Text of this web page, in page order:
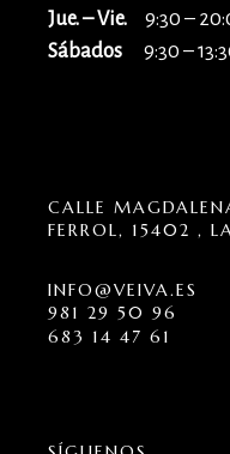
Jue. – Vie. 9:30 –
Sábados 9:30 –
CALLE
FERROL, 15402 ,
INFO@VEIVA.ES
981 29 50 96
683 14 47 61